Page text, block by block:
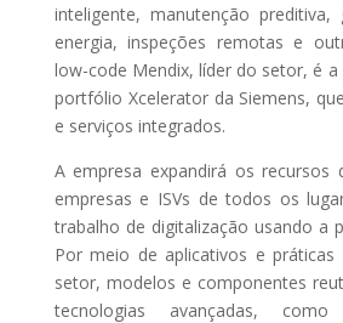
inteligente, manutenção preditiva,
energia, inspeções remotas e
low-code Mendix, líder do setor, é a
portfólio Xcelerator da Siemens,
e serviços integrados.
A empresa expandirá os recursos
empresas e ISVs de todos os
trabalho de digitalização usando a
Por meio de aplicativos e práticas
setor, modelos e componentes
tecnologias avançadas,